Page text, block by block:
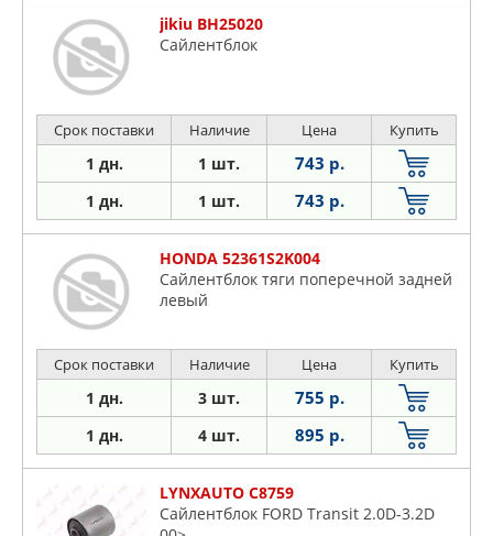
jikiu BH25020
Сайлентблок
Срок поставки Наличие Цена Купить
1 дн. 1 шт. 743 р.
1 дн. 1 шт. 743 р.
HONDA 52361S2K004
Сайлентблок тяги поперечной задней
левый
Срок поставки Наличие Цена Купить
1 дн. 3 шт. 755 р.
1 дн. 4 шт. 895 р.
LYNXAUTO C8759
Сайлентблок FORD Transit 2.0D-3.2D